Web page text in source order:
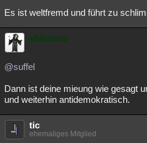
Es ist weltfremd und führt zu
shionoro
@suffel
Dann ist deine mieung wie gesagt
und weiterhin antidemokratisch.
tic
ehemaliges Mitglied